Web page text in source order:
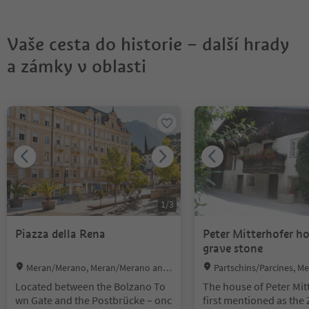
Vaše cesta do historie – další hrady
a zámky v oblasti
1 /3
Piazza della Rena
Location:
Meran/Merano, Meran/Merano and
Located between the Bolzano To
wn Gate and the Postbrücke – onc
Peter Mitterhofer
grave stone
Location:
Partschins/Parcines,
The house of Peter
first mentioned as the